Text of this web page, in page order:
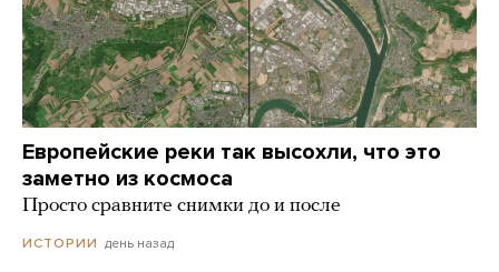
Европейские реки так высохли, что это
заметно из космоса
Просто сравните снимки до и после
ИСТОРИИ день назад